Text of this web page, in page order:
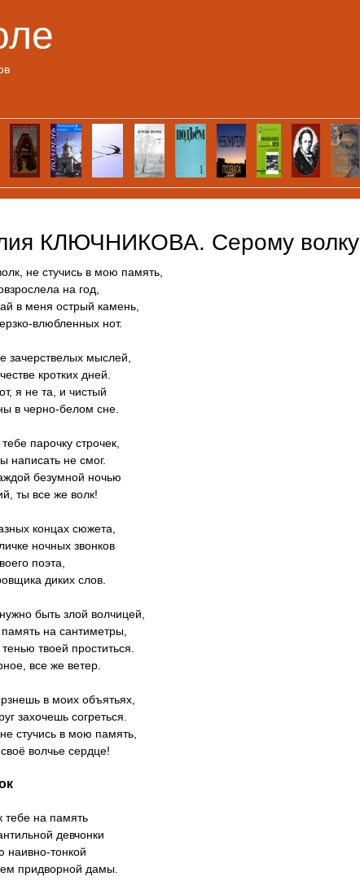
КЛЮЧНИКОВА. Серому волку
не стучись в мою память,
на год,
в меня острый камень,
влюбленных нот.
зачерствелых мыслей,
кротких дней.
я не та, и чистый
в черно-белом сне.
парочку строчек,
написать не смог.
безумной ночью
ты все же волк!
концах сюжета,
ночных звонков
поэта,
диких слов.
быть злой волчицей,
на сантиметры,
твоей проститься.
все же ветер.
в моих объятьях,
захочешь согреться.
стучись в мою память,
волчье сердце!
тебе на память
девчонки
тонкой
придворной дамы.